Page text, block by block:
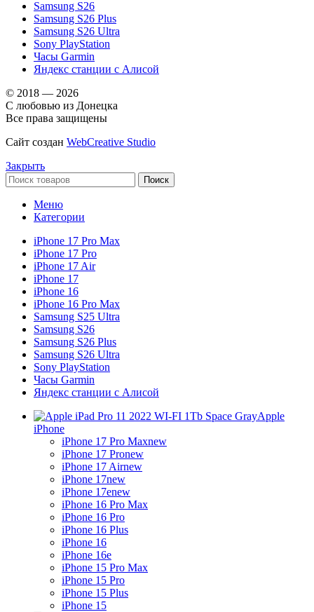
Samsung S26
Samsung S26 Plus
Samsung S26 Ultra
Sony PlayStation
Часы Garmin
Яндекс станции с Алисой
© 2018 — 2026
С любовью из Донецка
Все права защищены
Сайт создан WebCreative Studio
Закрыть
Поиск
Меню
Категории
iPhone 17 Pro Max
iPhone 17 Pro
iPhone 17 Air
iPhone 17
iPhone 16
iPhone 16 Pro Max
Samsung S25 Ultra
Samsung S26
Samsung S26 Plus
Samsung S26 Ultra
Sony PlayStation
Часы Garmin
Яндекс станции с Алисой
Apple
iPhone
iPhone 17 Pro Maxnew
iPhone 17 Pronew
iPhone 17 Airnew
iPhone 17new
iPhone 17enew
iPhone 16 Pro Max
iPhone 16 Pro
iPhone 16 Plus
iPhone 16
iPhone 16e
iPhone 15 Pro Max
iPhone 15 Pro
iPhone 15 Plus
iPhone 15